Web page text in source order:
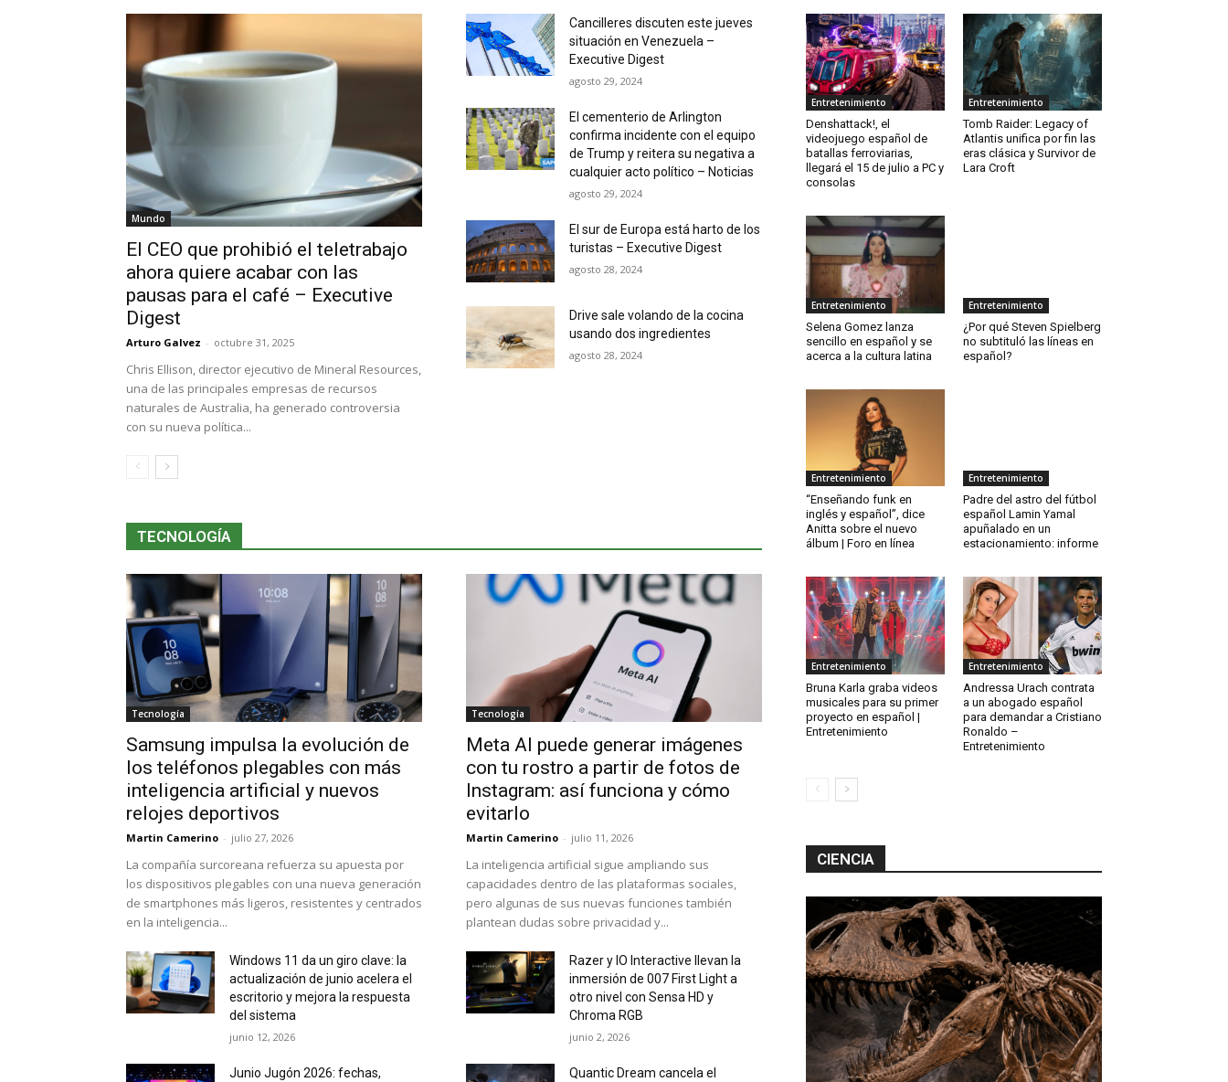
Mundo
El CEO que prohibió el teletrabajo
ahora quiere acabar con las
pausas para el café – Executive
Digest
Arturo Galvez - octubre 31, 2025
Chris Ellison, director ejecutivo de Mineral Resources,
una de las principales empresas de recursos
naturales de Australia, ha generado controversia
con su nueva política...
Cancilleres discuten este jueves
situación en Venezuela –
Executive Digest
agosto 29, 2024
El cementerio de Arlington
confirma incidente con el equipo
de Trump y reitera su negativa a
cualquier acto político – Noticias
agosto 29, 2024
El sur de Europa está harto de los
turistas – Executive Digest
agosto 28, 2024
Drive sale volando de la cocina
usando dos ingredientes
agosto 28, 2024
TECNOLOGÍA
Tecnología
Samsung impulsa la evolución de
los teléfonos plegables con más
inteligencia artificial y nuevos
relojes deportivos
Martin Camerino - julio 27, 2026
La compañía surcoreana refuerza su apuesta por
los dispositivos plegables con una nueva generación
de smartphones más ligeros, resistentes y centrados
en la inteligencia...
Tecnología
Meta AI puede generar imágenes
con tu rostro a partir de fotos de
Instagram: así funciona y cómo
evitarlo
Martin Camerino - julio 11, 2026
La inteligencia artificial sigue ampliando sus
capacidades dentro de las plataformas sociales,
pero algunas de sus nuevas funciones también
plantean dudas sobre privacidad y...
Windows 11 da un giro clave: la
actualización de junio acelera el
escritorio y mejora la respuesta
del sistema
junio 12, 2026
Razer y IO Interactive llevan la
inmersión de 007 First Light a
otro nivel con Sensa HD y
Chroma RGB
junio 2, 2026
Junio Jugón 2026: fechas,
Quantic Dream cancela el
Entretenimiento
Denshattack!, el
videojuego español de
batallas ferroviarias,
llegará el 15 de julio a PC y
consolas
Entretenimiento
Tomb Raider: Legacy of
Atlantis unifica por fin las
eras clásica y Survivor de
Lara Croft
Entretenimiento
Selena Gomez lanza
sencillo en español y se
acerca a la cultura latina
Entretenimiento
¿Por qué Steven Spielberg
no subtituló las líneas en
español?
Entretenimiento
“Enseñando funk en
inglés y español”, dice
Anitta sobre el nuevo
álbum | Foro en línea
Entretenimiento
Padre del astro del fútbol
español Lamin Yamal
apuñalado en un
estacionamiento: informe
Entretenimiento
Bruna Karla graba videos
musicales para su primer
proyecto en español |
Entretenimiento
Entretenimiento
Andressa Urach contrata
a un abogado español
para demandar a Cristiano
Ronaldo –
Entretenimiento
CIENCIA